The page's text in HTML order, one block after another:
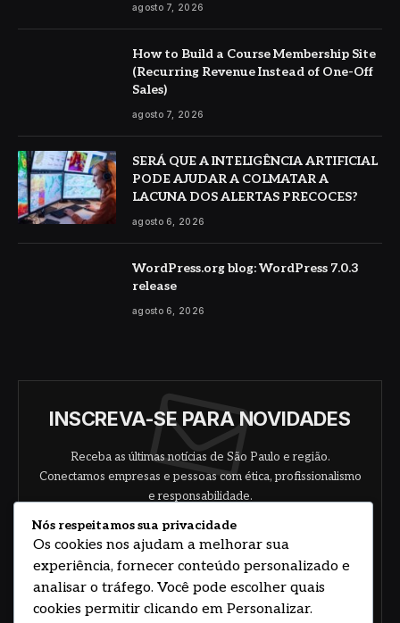
agosto 7, 2026
How to Build a Course Membership Site
(Recurring Revenue Instead of One-Off
Sales)
agosto 7, 2026
SERÁ QUE A INTELIGÊNCIA ARTIFICIAL
PODE AJUDAR A COLMATAR A
LACUNA DOS ALERTAS PRECOCES?
agosto 6, 2026
WordPress.org blog: WordPress 7.0.3
release
agosto 6, 2026
INSCREVA-SE PARA NOVIDADES
Receba as últimas notícias de São Paulo e região.
Conectamos empresas e pessoas com ética, profissionalismo
e responsabilidade.
Nós respeitamos sua privacidade
Os cookies nos ajudam a melhorar sua
experiência, fornecer conteúdo personalizado e
analisar o tráfego. Você pode escolher quais
cookies permitir clicando em Personalizar.